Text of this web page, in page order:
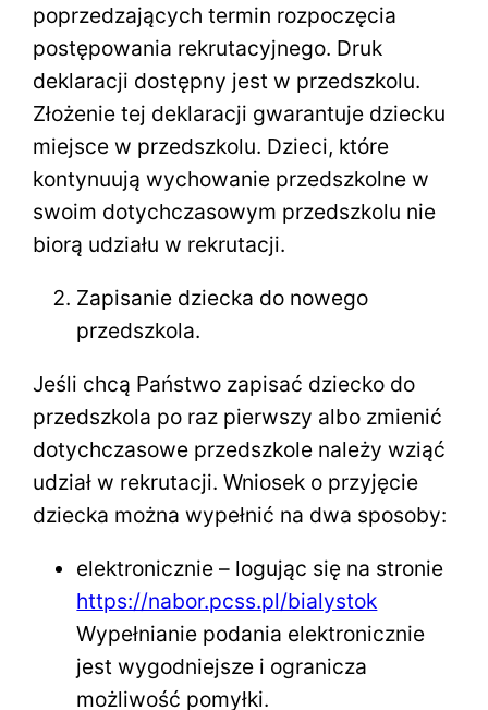
poprzedzających termin rozpoczęcia
postępowania rekrutacyjnego. Druk
deklaracji dostępny jest w przedszkolu.
Złożenie tej deklaracji gwarantuje dziecku
miejsce w przedszkolu. Dzieci, które
kontynuują wychowanie przedszkolne w
swoim dotychczasowym przedszkolu nie
biorą udziału w rekrutacji.
Zapisanie dziecka do nowego
przedszkola.
Jeśli chcą Państwo zapisać dziecko do
przedszkola po raz pierwszy albo zmienić
dotychczasowe przedszkole należy wziąć
udział w rekrutacji. Wniosek o przyjęcie
dziecka można wypełnić na dwa sposoby:
elektronicznie – logując się na stronie
https://nabor.pcss.pl/bialystok
Wypełnianie podania elektronicznie
jest wygodniejsze i ogranicza
możliwość pomyłki.